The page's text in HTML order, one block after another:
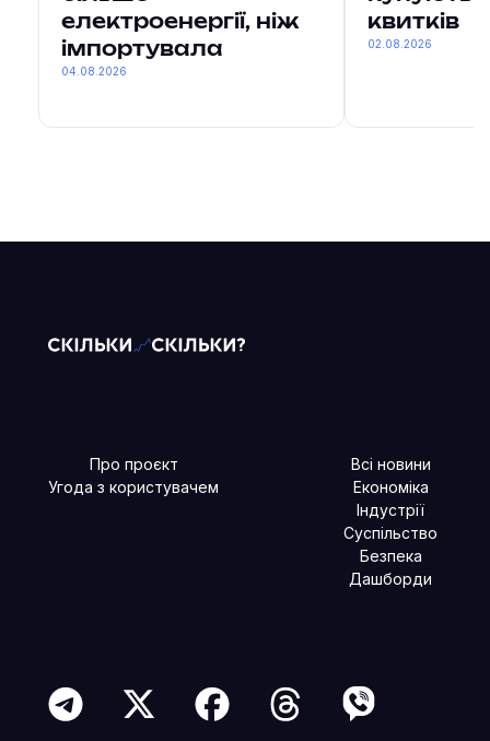
електроенергії, ніж
імпортувала
04.08.2026
квитків
02.08.2026
Про проєкт
Угода з користувачем
Всі новини
Економіка
Індустрії
Суспільство
Безпека
Дашборди
Читайте більше в наших соцмережах